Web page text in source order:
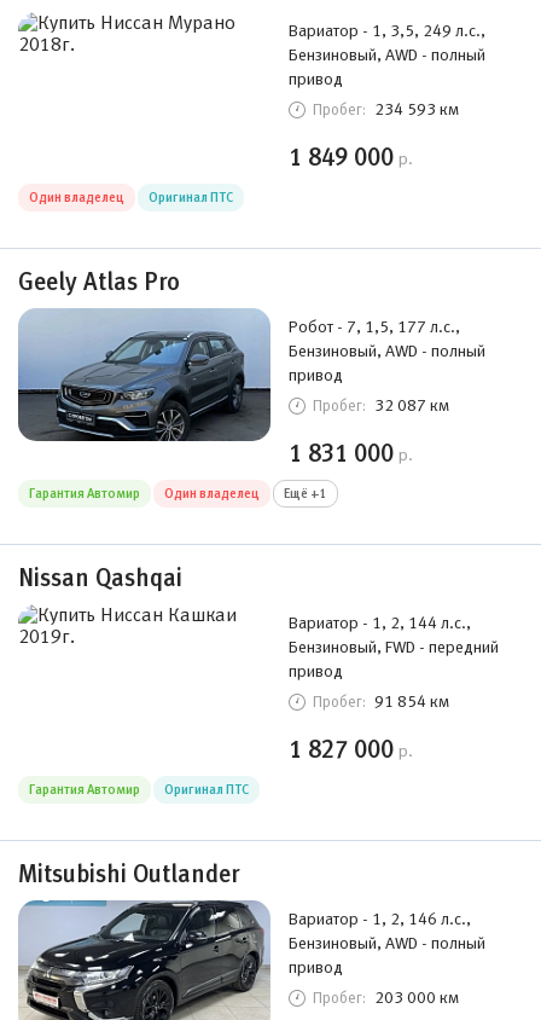
Вариатор - 1, 3,5, 249 л.с.,
Бензиновый, AWD - полный
привод
Пробег: 234 593 км
1 849 000 р.
Один владелец Оригинал ПТС
Geely Atlas Pro
Робот - 7, 1,5, 177 л.с.,
Бензиновый, AWD - полный
привод
Пробег: 32 087 км
1 831 000 р.
Гарантия Автомир Один владелец Ещё +1
Nissan Qashqai
Вариатор - 1, 2, 144 л.с.,
Бензиновый, FWD - передний
привод
Пробег: 91 854 км
1 827 000 р.
Гарантия Автомир Оригинал ПТС
Mitsubishi Outlander
Вариатор - 1, 2, 146 л.с.,
Бензиновый, AWD - полный
привод
Пробег: 203 000 км